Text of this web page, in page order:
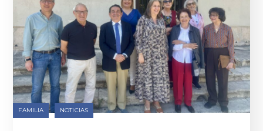
FAMILIA NOTICIAS